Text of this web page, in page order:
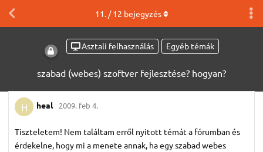
Asztali felhasználás Egyéb témák
szabad (webes) szoftver fejlesztése? hogyan?
11. /12 bejegyzés
H heal 2009. feb 4.
Tiszteletem! Nem találtam erről nyitott témát a fórumban és
érdekelne, hogy mi a menete annak, ha egy szabad webes